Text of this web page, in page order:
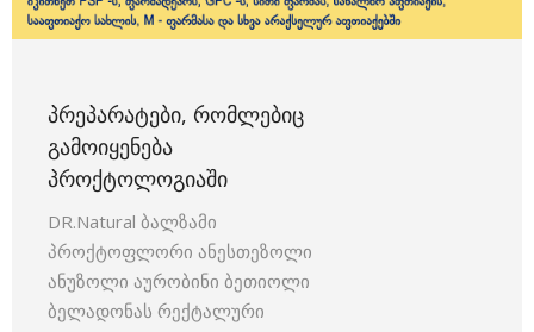
ᲞᲠᲔᲞᲐᲠᲐᲢᲔᲑᲘ, ᲠᲝᲛᲚᲔᲑᲘᲪ
ᲒᲐᲛᲝᲘᲧᲔᲜᲔᲑᲐ
ᲞᲠᲝᲥᲢᲝᲚᲝᲒᲘᲐᲨᲘ
DR.Natural ბალზამი
პროქტოფლორი ანესთეზოლი
ანუზოლი აურობინი ბეთიოლი
ბელადონას რექტალური